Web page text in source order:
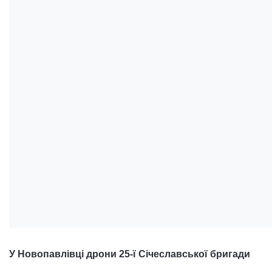
У Новопавлівці дрони 25-ї Січеславської бригади